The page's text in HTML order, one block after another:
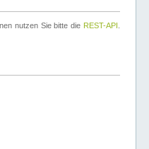
nutzen Sie bitte die REST-API